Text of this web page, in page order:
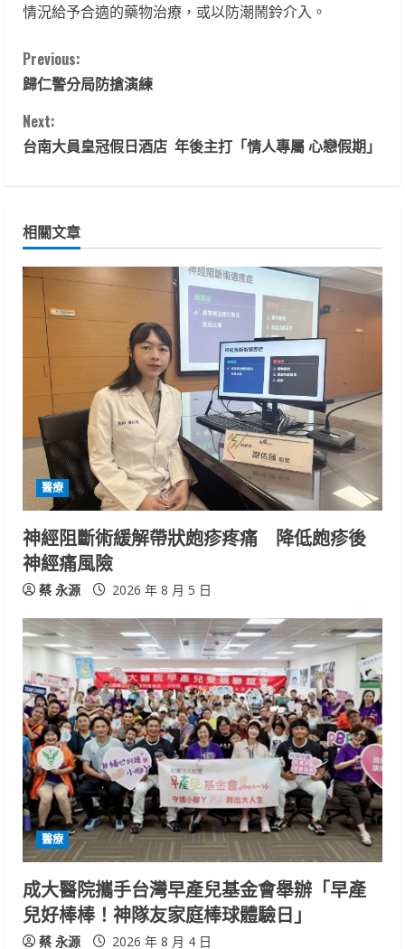
情況給予合適的藥物治療，或以防潮鬧鈴介入。
C
o
n
i
n
u
e
R
a
i
n
g
Previous:
歸仁警分局防搶演練
Next:
台南大員皇冠假日酒店 年後主打「情人專屬 心戀假期」
相關文章
醫療
神經阻斷術緩解帶狀皰疹疼痛 降低皰疹後
神經痛風險
蔡 永源 2026 年 8 月 5 日
醫療
成大醫院攜手台灣早產兒基金會舉辦「早產
兒好棒棒！神隊友家庭棒球體驗日」
蔡 永源 2026 年 8 月 4 日